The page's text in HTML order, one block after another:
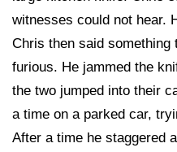
witnesses could not hear.
Chris then said something
furious. He jammed the
the two jumped into their
a time on a parked car,
After a time he staggered